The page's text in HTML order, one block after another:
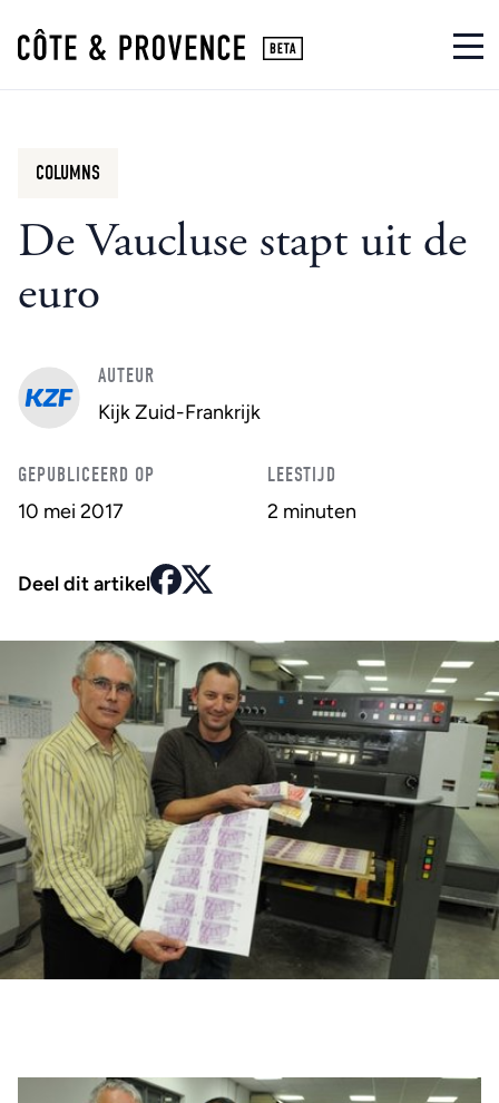
De Vaucluse stapt uit de
euro
COLUMNS
AUTEUR
Kijk Zuid-Frankrijk
GEPUBLICEERD OP
10 mei 2017
LEESTIJD
2 minuten
Deel dit artikel